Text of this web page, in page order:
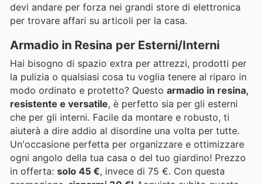
devi andare per forza nei grandi store di elettronica
per trovare affari su articoli per la casa.
Armadio in Resina per Esterni/Interni
Hai bisogno di spazio extra per attrezzi, prodotti per
la pulizia o qualsiasi cosa tu voglia tenere al riparo in
modo ordinato e protetto? Questo armadio in resina,
resistente e versatile, è perfetto sia per gli esterni
che per gli interni. Facile da montare e robusto, ti
aiuterà a dire addio al disordine una volta per tutte.
Un'occasione perfetta per organizzare e ottimizzare
ogni angolo della tua casa o del tuo giardino! Prezzo
in offerta: solo 45 €, invece di 75 €. Con questa